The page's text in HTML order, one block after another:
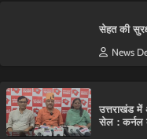
सेहत की
News
उत्तराखंड में
सेल : कर्नल